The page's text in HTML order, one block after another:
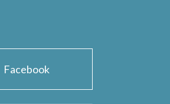
Facebook